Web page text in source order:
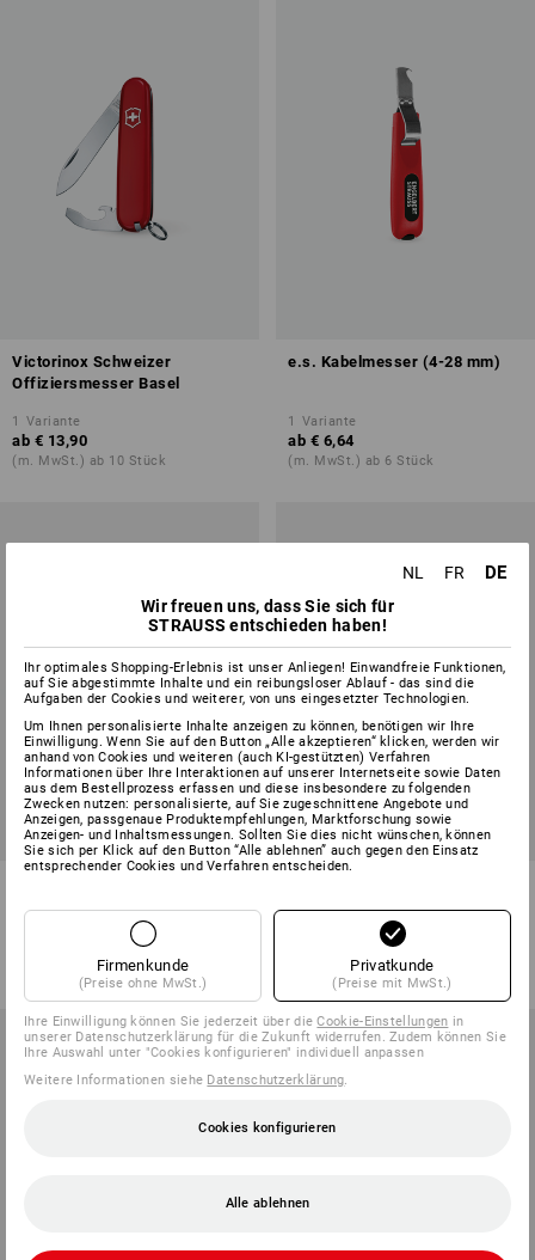
Victorinox Schweizer
Offiziersmesser Basel
1 Variante
ab € 13,90
(m. MwSt.) ab 10 Stück
e.s. Kabelmesser (4-28 mm)
1 Variante
ab € 6,64
(m. MwSt.) ab 6 Stück
(m. MwSt.) ab 12 Stück (m. MwSt.) ab 10 Pack
NL FR DE
Wir freuen uns, dass Sie sich für
STRAUSS entschieden haben!
Ihr optimales Shopping-Erlebnis ist unser Anliegen! Einwandfreie Funktionen,
auf Sie abgestimmte Inhalte und ein reibungsloser Ablauf - das sind die
Aufgaben der Cookies und weiterer, von uns eingesetzter Technologien.
Um Ihnen personalisierte Inhalte anzeigen zu können, benötigen wir Ihre
Einwilligung. Wenn Sie auf den Button „Alle akzeptieren“ klicken, werden wir
anhand von Cookies und weiteren (auch KI-gestützten) Verfahren
Informationen über Ihre Interaktionen auf unserer Internetseite sowie Daten
aus dem Bestellprozess erfassen und diese insbesondere zu folgenden
Zwecken nutzen: personalisierte, auf Sie zugeschnittene Angebote und
Anzeigen, passgenaue Produktempfehlungen, Marktforschung sowie
Anzeigen- und Inhaltsmessungen. Sollten Sie dies nicht wünschen, können
Sie sich per Klick auf den Button “Alle ablehnen” auch gegen den Einsatz
entsprechender Cookies und Verfahren entscheiden.
Firmenkunde
(Preise ohne MwSt.)
Privatkunde
(Preise mit MwSt.)
Ihre Einwilligung können Sie jederzeit über dieCookie-Einstellungen in
unserer Datenschutzerklärung für die Zukunft widerrufen. Zudem können Sie
Ihre Auswahl unter "Cookies konfigurieren" individuell anpassen
Weitere Informationen siehe Datenschutzerklärung.
Cookies konfigurieren
Alle ablehnen